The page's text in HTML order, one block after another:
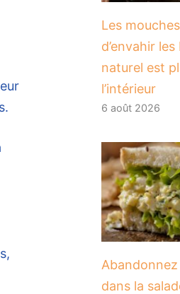
Les
d’envahir
naturel est
l’intérieur
6 août 2026
dans la